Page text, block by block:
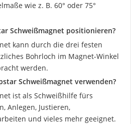
wie z. B. 60° oder 75°
Schweißmagnet positionieren?
kann durch die drei festen
Bohrloch im Magnet-Winkel
werden.
Schweißmagnet verwenden?
ist als Schweißhilfe fürs
Anlegen, Justieren,
und vieles mehr geeignet.